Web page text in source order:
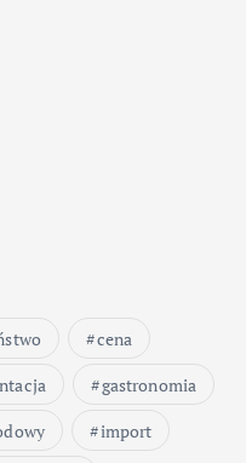
cena
gastronomia
import